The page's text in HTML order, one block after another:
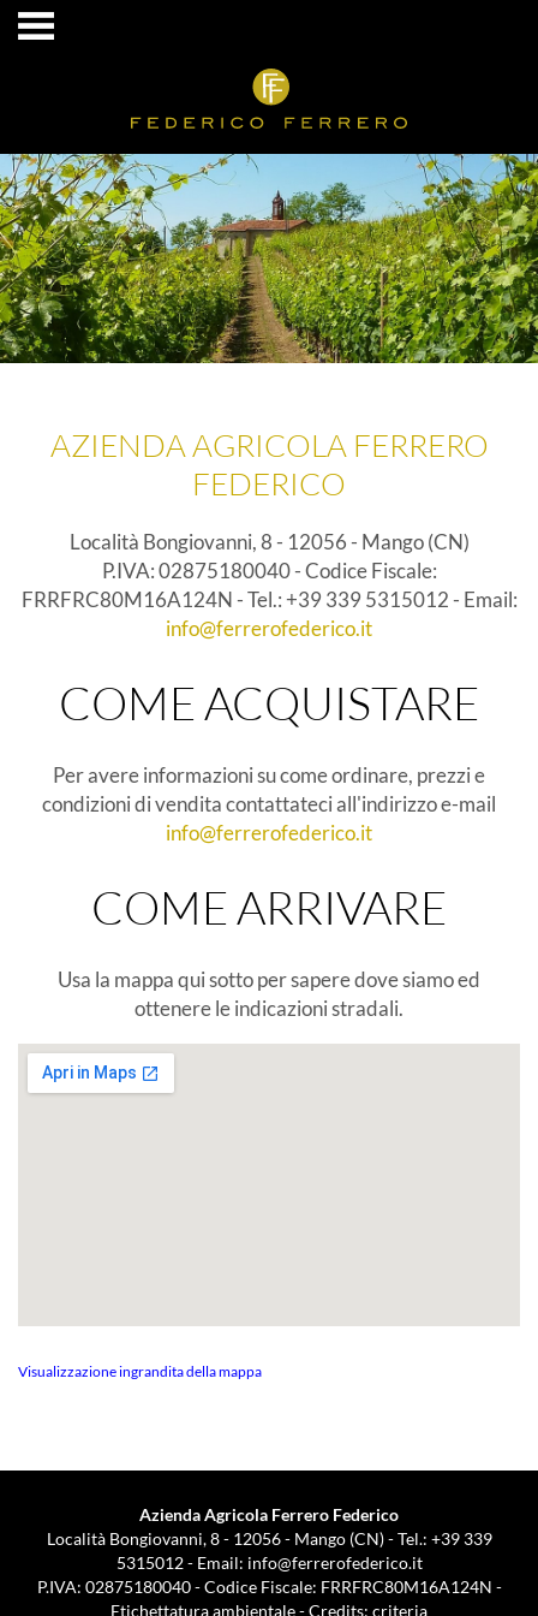
AZIENDA AGRICOLA FERRERO
FEDERICO
Località Bongiovanni, 8 - 12056 - Mango (CN)
P.IVA: 02875180040 - Codice Fiscale:
FRRFRC80M16A124N - Tel.: +39 339 5315012 - Email:
info@ferrerofederico.it
COME ACQUISTARE
Per avere informazioni su come ordinare, prezzi e
condizioni di vendita contattateci all'indirizzo e-mail
info@ferrerofederico.it
COME ARRIVARE
Usa la mappa qui sotto per sapere dove siamo ed
ottenere le indicazioni stradali.
Visualizzazione ingrandita della mappa
Azienda Agricola Ferrero Federico
Località Bongiovanni, 8 - 12056 - Mango (CN) - Tel.: +39 339
5315012 - Email: info@ferrerofederico.it
P.IVA: 02875180040 - Codice Fiscale: FRRFRC80M16A124N -
Etichettatura ambientale- Credits: criteria